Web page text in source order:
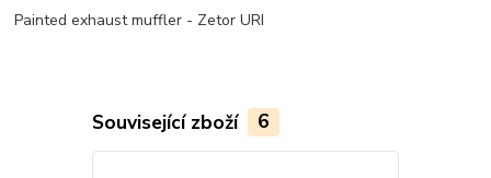
Painted exhaust muffler - Zetor URI
Související zboží 6